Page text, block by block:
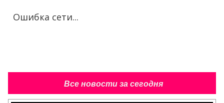
Ошибка сети...
Все новости за сегодня